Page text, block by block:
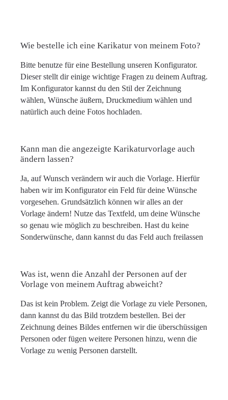
Wie bestelle ich eine Karikatur von meinem Foto?
Bitte benutze für eine Bestellung unseren Konfigurator.
Dieser stellt dir einige wichtige Fragen zu deinem Auftrag.
Im Konfigurator kannst du den Stil der Zeichnung
wählen, Wünsche äußern, Druckmedium wählen und
natürlich auch deine Fotos hochladen.
Kann man die angezeigte Karikaturvorlage auch
ändern lassen?
Ja, auf Wunsch verändern wir auch die Vorlage. Hierfür
haben wir im Konfigurator ein Feld für deine Wünsche
vorgesehen. Grundsätzlich können wir alles an der
Vorlage ändern! Nutze das Textfeld, um deine Wünsche
so genau wie möglich zu beschreiben. Hast du keine
Sonderwünsche, dann kannst du das Feld auch freilassen
Was ist, wenn die Anzahl der Personen auf der
Vorlage von meinem Auftrag abweicht?
Das ist kein Problem. Zeigt die Vorlage zu viele Personen,
dann kannst du das Bild trotzdem bestellen. Bei der
Zeichnung deines Bildes entfernen wir die überschüssigen
Personen oder fügen weitere Personen hinzu, wenn die
Vorlage zu wenig Personen darstellt.